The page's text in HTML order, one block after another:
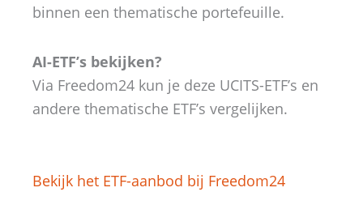
binnen een thematische portefeuille.
AI-ETF’s bekijken?
Via Freedom24 kun je deze UCITS-ETF’s en
andere thematische ETF’s vergelijken.
Bekijk het ETF-aanbod bij Freedom24